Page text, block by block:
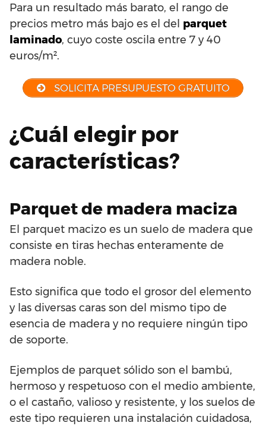
Para un resultado más barato, el rango de
precios metro más bajo es el del parquet
laminado, cuyo coste oscila entre 7 y 40
euros/m².
SOLICITA PRESUPUESTO GRATUITO
¿Cuál elegir por
características?
Parquet de madera maciza
El parquet macizo es un suelo de madera que
consiste en tiras hechas enteramente de
madera noble.
Esto significa que todo el grosor del elemento
y las diversas caras son del mismo tipo de
esencia de madera y no requiere ningún tipo
de soporte.
Ejemplos de parquet sólido son el bambú,
hermoso y respetuoso con el medio ambiente,
o el castaño, valioso y resistente, y los suelos de
este tipo requieren una instalación cuidadosa,